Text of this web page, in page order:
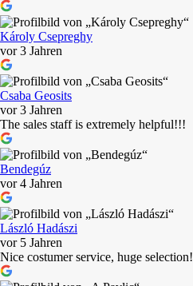
Károly Csepreghy
vor 3 Jahren
Csaba Geosits
vor 3 Jahren
The sales staff is extremely helpful!!!
Bendegúz
vor 4 Jahren
László Hadászi
vor 5 Jahren
Nice costumer service, huge selection!